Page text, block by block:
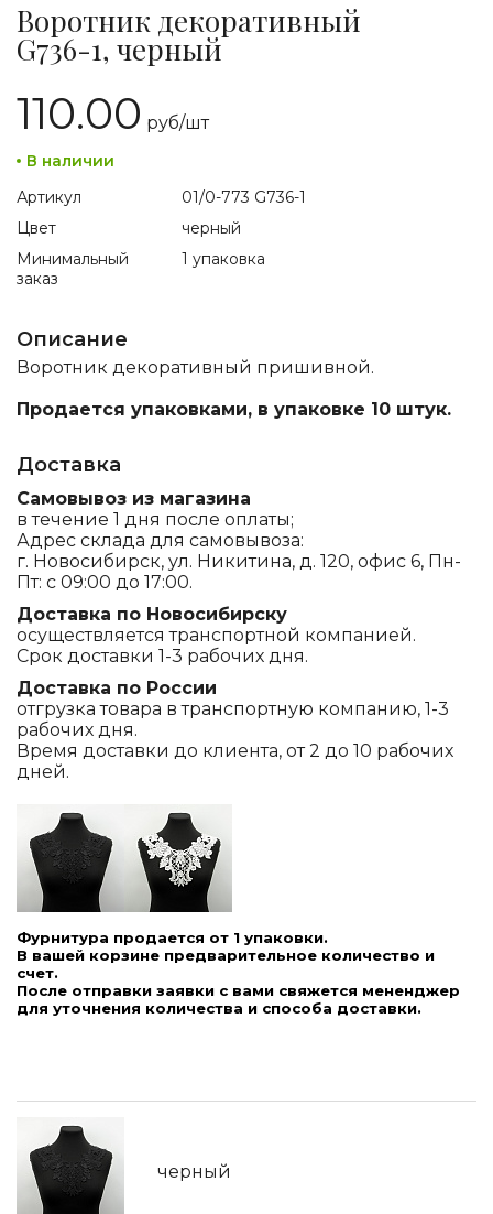
Воротник декоративный
G736-1, черный
110.00 руб/шт
В наличии
Артикул
01/0-773 G736-1
Цвет
черный
Минимальный
заказ
1 упаковка
Описание
Воротник декоративный пришивной.
Продается упаковками, в упаковке 10 штук.
Доставка
Самовывоз из магазина
в течение 1 дня после оплаты;
Адрес склада для самовывоза:
г. Новосибирск, ул. Никитина, д. 120, офис 6, Пн-
Пт: с 09:00 до 17:00.
Доставка по Новосибирску
осуществляется транспортной компанией.
Срок доставки 1-3 рабочих дня.
Доставка по России
отгрузка товара в транспортную компанию, 1-3
рабочих дня.
Время доставки до клиента, от 2 до 10 рабочих
дней.
Фурнитура продается от 1 упаковки.
В вашей корзине предварительное количество и
счет.
После отправки заявки с вами свяжется мененджер
для уточнения количества и способа доставки.
черный